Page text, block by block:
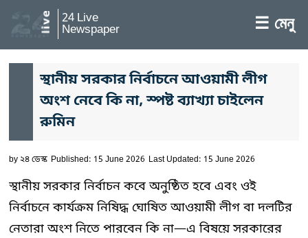
24 Live
Newspaper ☰ মেনু
স্থানীয় সরকার নির্বাচনে আওয়ামী লীগ
অংশ নেবে কি না, স্পষ্ট ব্যাখ্যা চাইলেন
রুমিন
by২৪ ডেস্ক Published: 15 June 2026 Last Updated: 15 June 2026
স্থানীয় সরকার নির্বাচন কবে অনুষ্ঠিত হবে এবং ওই
নির্বাচনে কার্যক্রম নিষিদ্ধ ঘোষিত আওয়ামী লীগ বা দলটির
নেতারা অংশ নিতে পারবেন কি না—এ বিষয়ে সরকারের